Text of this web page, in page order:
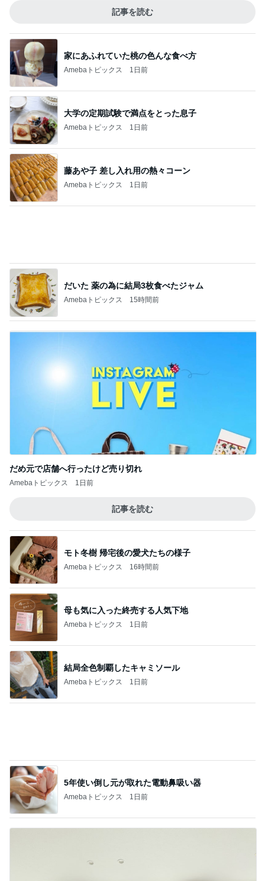
Amebaトピックス 1日前
大学の定期試験で満点をとった息子
Amebaトピックス 1日前
藤あや子 差し入れ用の熱々コーン
Amebaトピックス 1日前
だいた 薬の為に結局3枚食べたジャム
Amebaトピックス 15時間前
1日前
記事を読む
モト冬樹 帰宅後の愛犬たちの様子
Amebaトピックス 16時間前
Amebaトピックス 1日前
結局全色制覇したキャミソール
Amebaトピックス 1日前
5年使い倒し元が取れた電動鼻吸い器
Amebaトピックス 1日前
母も驚いた正夢になった光景
Amebaトピックス